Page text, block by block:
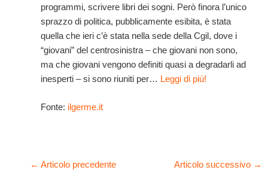
programmi, scrivere libri dei sogni. Però finora l’unico
sprazzo di politica, pubblicamente esibita, è stata
quella che ieri c’è stata nella sede della Cgil, dove i
“giovani” del centrosinistra – che giovani non sono,
ma che giovani vengono definiti quasi a degradarli ad
inesperti – si sono riuniti per… Leggi di più!
Fonte: ilgerme.it
← Articolo precedente Articolo successivo →